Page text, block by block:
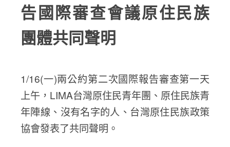
告國際審查會議原住民族
團體共同聲明
1/16(一)兩公約第二次國際報告審查第一天
上午，LIMA台灣原住民青年團、原住民族青
年陣線、沒有名字的人、台灣原住民族政策
協會發表了共同聲明。